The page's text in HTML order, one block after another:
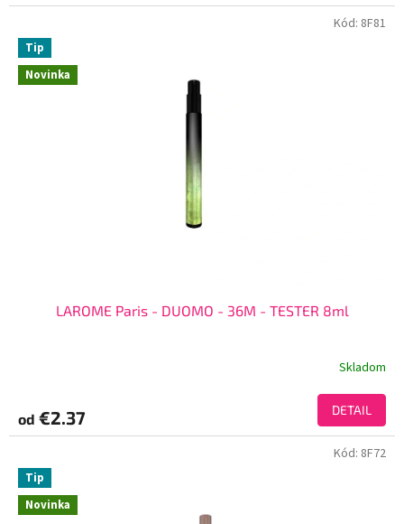
Novinka
Tip
LAROME Paris - DUOMO - 36M - TESTER 8ml
Skladom
od €2.37 DETAIL
Kód: 8F81
Novinka
Tip
Kód: 8F72